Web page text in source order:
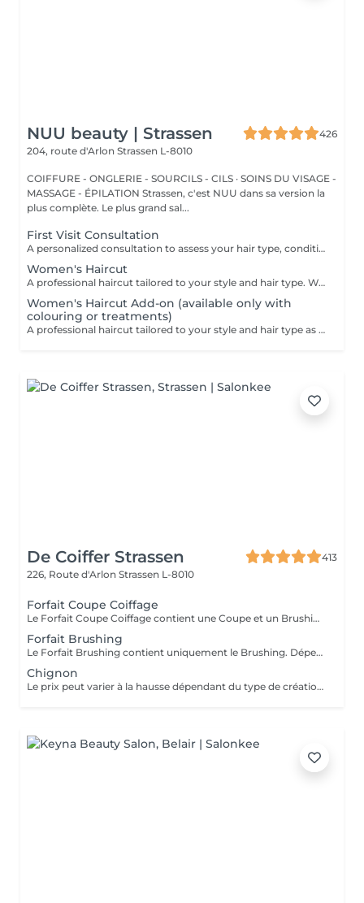
NUU beauty | Strassen
426
204, route d'Arlon Strassen L-8010
COIFFURE - ONGLERIE - SOURCILS - CILS · SOINS DU VISAGE -
MASSAGE - ÉPILATION Strassen, c'est NUU dans sa version la
plus complète. Le plus grand sal...
First Visit Consultation
A personalized consultation to assess your hair type, condition, and goals helping us recommend the perfect treatments, color, or cut to suit your style and lifestyle.
Women's Haircut
A professional haircut tailored to your style and hair type. We begin with a short consultation to discuss your expectations, followed by a gentle wash while you relax lying comfortably in our Maletti chair, a precise cut, and a smooth blow-dry. We use Dyson Pro tools that protect your hair from excessive heat and deliver a sleek, polished finish. LaBiosthétique care and styling products provide holistic care for hair and scalp, combining scientific research with carefully selected natural ingredients. All brushes are sanitised with Sibel equipment, which effectively removes hair, product buildup, and impurities while reducing bacteria on the brush surface to maintain high hygiene standards for every client. For a more defined final look, styling can be added as an add-on. Simple, Moderate, Complex This grading reflects your hair's individual characteristics, such as texture, density, and length and is assessed by your hairdresser at the start of your visit. Not sure which to choose? We recommend booking Complex. The price will be adjusted after your consultation. Note: This is not related to the difficulty of haircuts or timing.
Women's Haircut Add-on (available only with
colouring or treatments)
A professional haircut tailored to your style and hair type as an add-on to colouring or treatments. We begin with a short consultation to discuss your expectations, followed by a gentle wash while you relax lying comfortably in our Maletti chair, a precise cut, and a smooth blow-dry. We use Dyson Pro tools that protect your hair from excessive heat and deliver a sleek, polished finish. LaBiosthétique care and styling products provide holistic care for hair and scalp, combining scientific research with carefully selected natural ingredients. All brushes are sanitised with Sibel equipment, which effectively removes hair, product buildup, and impurities while reducing bacteria on the brush surface to maintain high hygiene standards for every client. For a more defined final look, styling can be added as an add-on. Simple, Moderate, Complex This grading reflects your hair's individual characteristics, such as texture, density, and length and is assessed by your hairdresser at the start of your visit. Not sure which to choose? We recommend booking Complex. The price will be adjusted after your consultation. Note: This is not related to the difficulty of haircuts or timing.
De Coiffer Strassen
413
226, Route d'Arlon Strassen L-8010
Forfait Coupe Coiffage
Le Forfait Coupe Coiffage contient une Coupe et un Brushing. Dépendant de la longueur des cheveux, le prix peut varier. En cas de questions veuillez appeler au +352 26 31 07 11.
Forfait Brushing
Le Forfait Brushing contient uniquement le Brushing. Dépendant de la longueur des cheveux, le prix peut varier. En cas de questions veuillez appeler au +352 26 31 07 11.
Chignon
Le prix peut varier à la hausse dépendant du type de création finalement réalisée.